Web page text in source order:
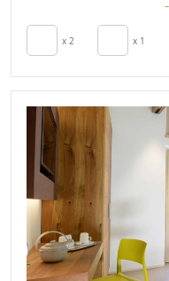
Aria Condizionata
Asciugacapelli
Lenzuola
Armadio o
Guardaroba
Doccia
x 2 x 1